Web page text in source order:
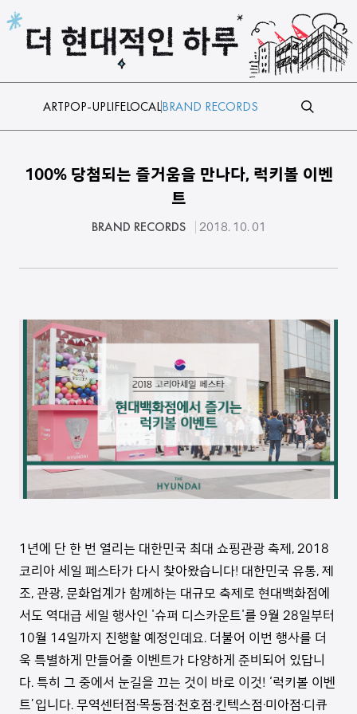
본문 바로가기
ARTPOP-UPLIFELOCALBRAND RECORDS
100% 당첨되는 즐거움을 만나다, 럭키볼 이벤
트
BRAND RECORDS 2018. 10. 01
1 년에 단 한 번 열리는 대한민국 최대 쇼핑관광 축제, 2018
코리아 세일 페스타가 다시 찾아왔습니다! 대한민국 유통, 제
조, 관광, 문화업계가 함께하는 대규모 축제로 현대백화점에
서도 역대급 세일 행사인 '슈퍼 디스카운트'를 9월 28일부터
10월 14일까지 진행할 예정인데요. 더불어 이번 행사를 더
욱 특별하게 만들어줄 이벤트가 다양하게 준비되어 있답니
다. 특히 그 중에서 눈길을 끄는 것이 바로 이것! ‘럭키볼 이벤
트’입니다. 무역센터점·목동점·천호점·킨텍스점·미아점·디큐